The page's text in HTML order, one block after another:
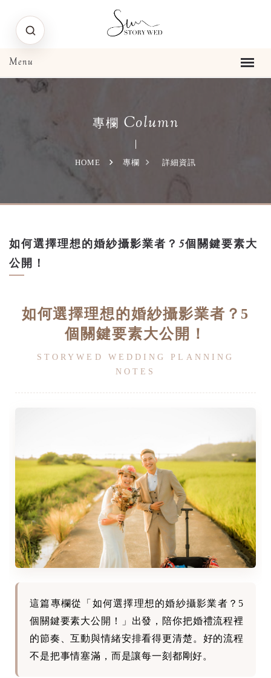
專欄 Column
HOME 專欄 詳細資訊
如何選擇理想的婚紗攝影業者？5個關鍵要素大
公開！
如何選擇理想的婚紗攝影業者？5
個關鍵要素大公開！
STORYWED WEDDING PLANNING
NOTES
這篇專欄從「如何選擇理想的婚紗攝影業者？5
個關鍵要素大公開！」出發，陪你把婚禮流程裡
的節奏、互動與情緒安排看得更清楚。好的流程
不是把事情塞滿，而是讓每一刻都剛好。